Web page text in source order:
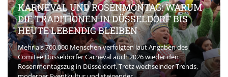
KARNEVAL UND ROSENMONTAG: WARUM
DIE TRADITIONEN IN DÜSSELDORF BIS
HEUTE LEBENDIG BLEIBEN
Mehr als 700.000 Menschen verfolgten laut Angaben des
Comitee Düsseldorfer Carneval auch 2026 wieder den
Rosenmontagszug in Düsseldorf. Trotz wechselnder Trends,